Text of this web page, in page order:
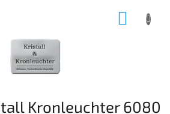
Kronleuchter 6080